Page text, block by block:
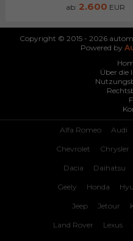
ab: 2.600 EUR
Copyright © 2015 - 2026
Powered by
Über die
Alfa Romeo Audi
Chevrolet Chrysler
Dacia Daihatsu
Geely Honda
Jeep Jetour
Land Rover Lexus